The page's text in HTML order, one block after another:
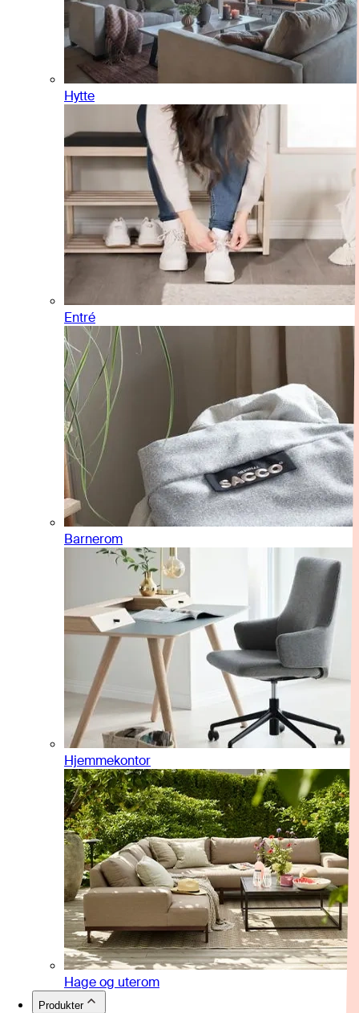
Hytte
Entré
Barnerom
Hjemmekontor
Hage og uterom
Produkter